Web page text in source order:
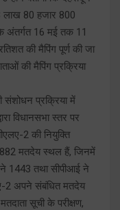
लाख 80 हजार 800
अंतर्गत 16 मई तक 11
की मैपिंग पूर्ण की जा
की मैपिंग प्रक्रिया
संशोधन प्रक्रिया में
विधानसभा स्तर पर
2 की नियुक्ति
मतदेय स्थल हैं, जिनमें
1443 तथा सीपीआई ने
2 अपने संबंधित मतदेय
सूची के परीक्षण,